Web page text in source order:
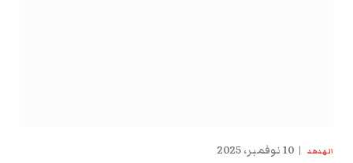
الهدهد 10 نوفمبر، 2025